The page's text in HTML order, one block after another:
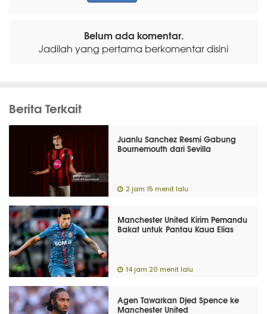
Belum ada komentar.
Jadilah yang pertama berkomentar disini
Berita Terkait
Juanlu Sanchez Resmi Gabung
Bournemouth dari Sevilla
2 jam 15 menit lalu
Manchester United Kirim Pemandu
Bakat untuk Pantau Kaua Elias
14 jam 20 menit lalu
Agen Tawarkan Djed Spence ke
Manchester United